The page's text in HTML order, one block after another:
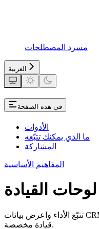
مسرد المصطلحات
العربية
في هذه الصفحة
الأدوات
ما الذي يمكنك تتبّعه
المشاركة
المفاهيم الأساسية
لوحات القيادة
تتبّع الأداء واعرض بيانات CRM الخاصة بك بصريًا باستخدام لوحات
قيادة مخصصة.